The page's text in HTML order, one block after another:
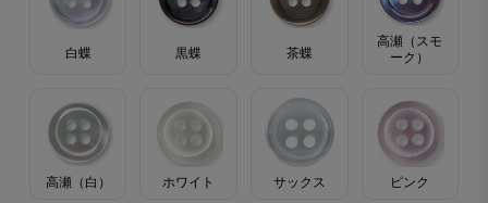
白蝶 黒蝶 茶蝶
高瀬（スモ
ーク）
高瀬（白） ホワイト サックス ピンク